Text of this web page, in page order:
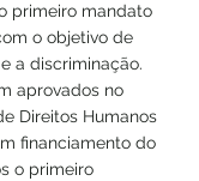
primeiro mandato
o objetivo de
a discriminação.
aprovados no
Direitos Humanos
financiamento do
o primeiro